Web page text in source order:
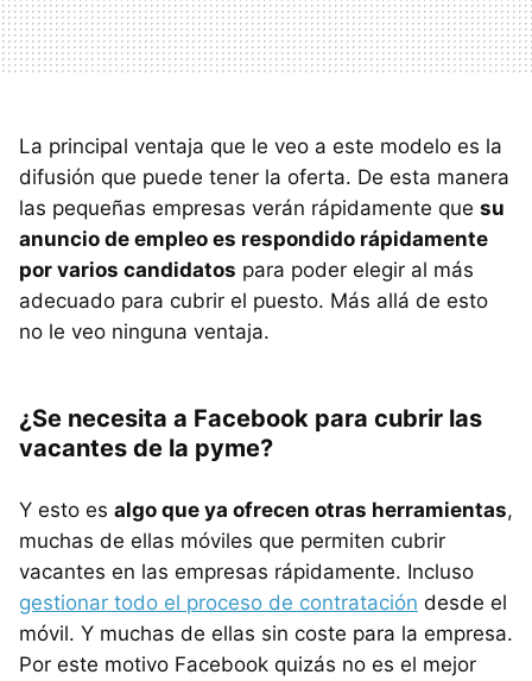
La principal ventaja que le veo a este modelo es la
difusión que puede tener la oferta. De esta manera
las pequeñas empresas verán rápidamente que su
anuncio de empleo es respondido rápidamente
por varios candidatos para poder elegir al más
adecuado para cubrir el puesto. Más allá de esto
no le veo ninguna ventaja.
¿Se necesita a Facebook para cubrir las
vacantes de la pyme?
Y esto es algo que ya ofrecen otras herramientas,
muchas de ellas móviles que permiten cubrir
vacantes en las empresas rápidamente. Incluso
gestionar todo el proceso de contratación desde el
móvil. Y muchas de ellas sin coste para la empresa.
Por este motivo Facebook quizás no es el mejor